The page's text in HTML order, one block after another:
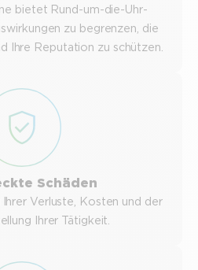
bietet Rund-um-die-Uhr-
zu begrenzen, die
Ihre Reputation zu schützen.
Schäden
Verluste, Kosten und der
Ihrer Tätigkeit.